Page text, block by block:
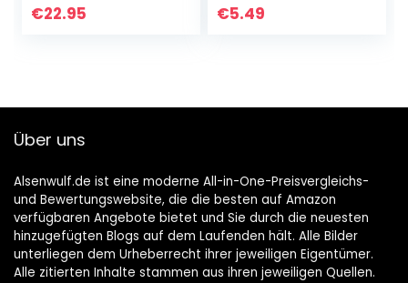
100% Rind aus
Kausnack (500
€22.95
g
€5.49
Über uns
Alsenwulf.de ist eine moderne All-in-One-Preisvergleichs-
und Bewertungswebsite, die die besten auf Amazon
verfügbaren Angebote bietet und Sie durch die neuesten
hinzugefügten Blogs auf dem Laufenden hält. Alle Bilder
unterliegen dem Urheberrecht ihrer jeweiligen Eigentümer.
Alle zitierten Inhalte stammen aus ihren jeweiligen Quellen.